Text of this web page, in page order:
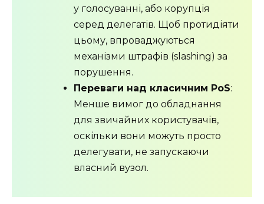
у голосуванні, або корупція
серед делегатів. Щоб протидіяти
цьому, впроваджуються
механізми штрафів (slashing) за
порушення.
Переваги над класичним PoS:
Менше вимог до обладнання
для звичайних користувачів,
оскільки вони можуть просто
делегувати, не запускаючи
власний вузол.